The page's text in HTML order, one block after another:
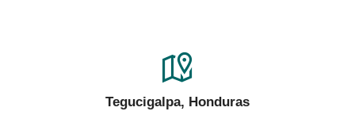
Tegucigalpa, Honduras